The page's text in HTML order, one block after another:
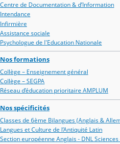
Centre de Documentation & d’Information
Intendance
Infirmière
Assistance sociale
Psychologue de l'Education Nationale
Nos formations
Collège – Enseignement général
Collège – SEGPA
Réseau d’éducation prioritaire AMPLUM
Nos spécificités
Classes de 6ème Bilangues (Anglais &
Langues et Culture de l’Antiquité Latin
Section européenne Anglais - DNL